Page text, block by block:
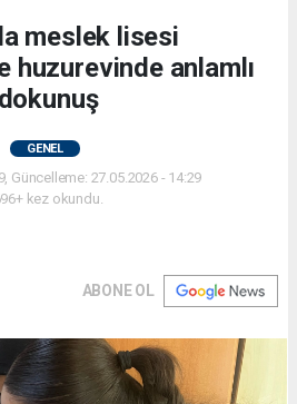
meslek lisesi
huzurevinde anlamlı
dokunuş
GENEL
Güncelleme: 27.05.2026 - 14:29
kez okundu.
ABONE OL